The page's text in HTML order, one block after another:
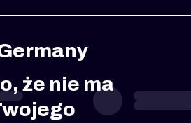
NEO TRADYCYJNE
IGNORANT
KONTURY
że nie ma